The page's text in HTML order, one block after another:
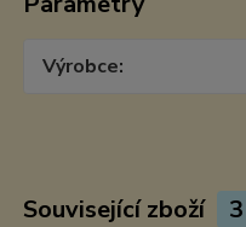
Výrobce
Související zboží 3